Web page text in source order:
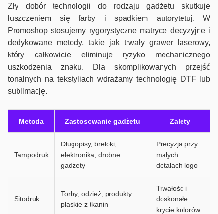
Zły dobór technologii do rodzaju gadżetu skutkuje
łuszczeniem się farby i spadkiem autorytetuj. W
Promoshop stosujemy rygorystyczne matryce decyzyjne i
dedykowane metody, takie jak trwały grawer laserowy,
który całkowicie eliminuje ryzyko mechanicznego
uszkodzenia znaku. Dla skomplikowanych przejść
tonalnych na tekstyliach wdrażamy technologię DTF lub
sublimację.
Metoda Zastosowanie gadżetu Zalety
Tampodruk
Długopisy, breloki,
elektronika, drobne
gadżety
Precyzja przy
małych
detalach logo
Sitodruk
Torby, odzież, produkty
płaskie z tkanin
Trwałość i
doskonałe
krycie kolorów